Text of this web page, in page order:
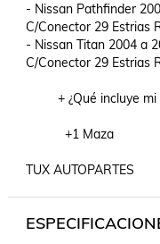
- Nissan Pathfinder
C/Conector 29 Estrias
- Nissan Titan 2004 a
C/Conector 29 Estrias
+ ¿Qué incluye
           +1 Maza
TUX AUTOPARTES